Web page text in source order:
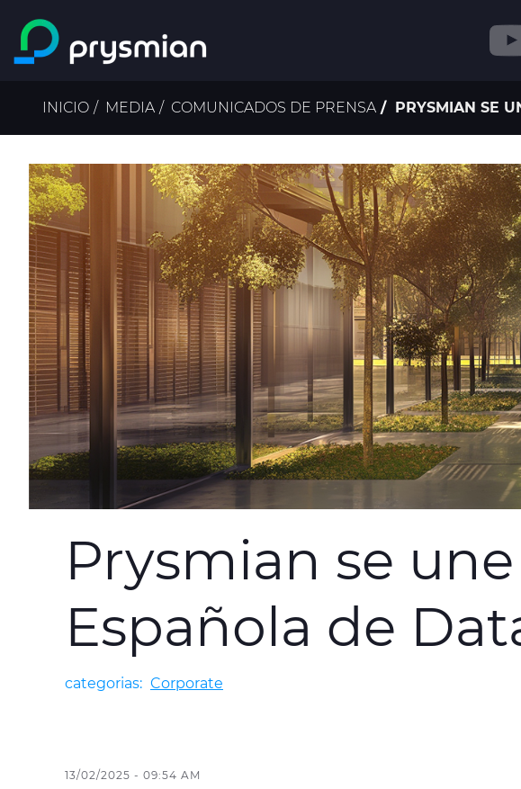
Saltar al contenido
principal
Ruta
de
navegación
INICIO MEDIA COMUNICADOS DE PRENSA PRYSMIAN SE
Prysmian se
Española de
categorias: Corporate
13/02/2025 - 09:54 AM